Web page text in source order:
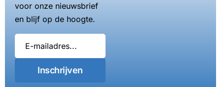
voor onze nieuwsbrief
en blijf op de hoogte.
Inschrijven